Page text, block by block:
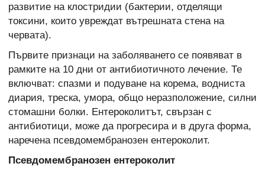
развитие на клостридии (бактерии, отделящи
токсини, които увреждат вътрешната стена на
червата).
Първите признаци на заболяването се появяват в
рамките на 10 дни от антибиотичното лечение. Те
включват: спазми и подуване на корема, водниста
диария, треска, умора, общо неразположение, силни
стомашни болки. Ентероколитът, свързан с
антибиотици, може да прогресира и в друга форма,
наречена псевдомембранозен ентероколит.
Псевдомембранозен ентероколит